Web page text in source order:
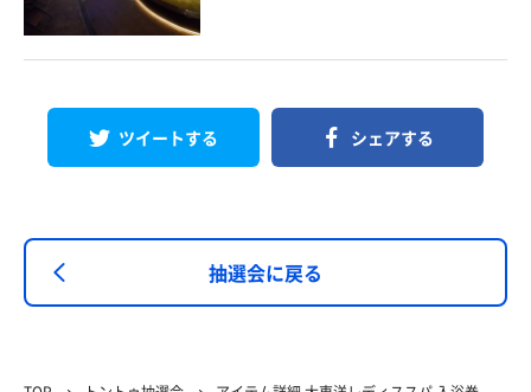
ツイートする シェアする
抽選会に戻る